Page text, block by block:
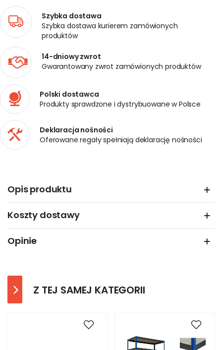
Szybka dostawa
Szybka dostawa kurierem zamówionych
produktów
14-dniowy zwrot
Gwarantowany zwrot zamówionych produktów
Polski dostawca
Produkty sprawdzone i dystrybuowane w Polsce
Deklaracja nośności
Oferowane regały spełniają deklarację nośności
Opis produktu
Koszty dostawy
Opinie
Z TEJ SAMEJ KATEGORII